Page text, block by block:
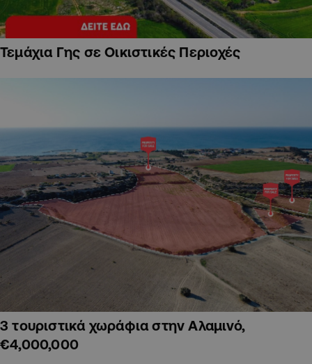
Τεμάχια Γης σε Οικιστικές Περιοχές
3 τουριστικά χωράφια στην Αλαμινό,
€4,000,000